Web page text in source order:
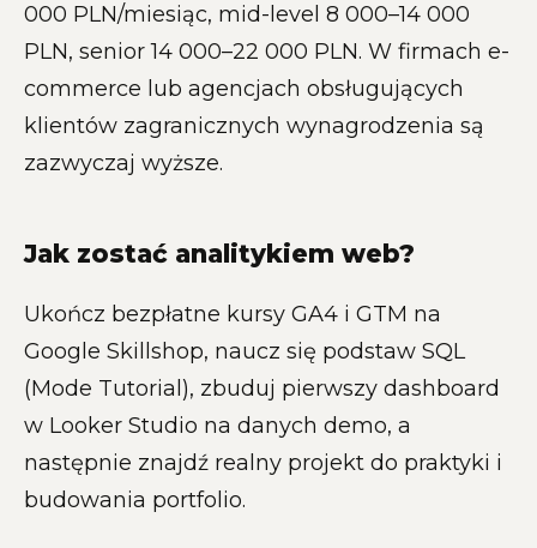
000 PLN/miesiąc, mid-level 8 000–14 000
PLN, senior 14 000–22 000 PLN. W firmach e-
commerce lub agencjach obsługujących
klientów zagranicznych wynagrodzenia są
zazwyczaj wyższe.
Jak zostać analitykiem web?
Ukończ bezpłatne kursy GA4 i GTM na
Google Skillshop, naucz się podstaw SQL
(Mode Tutorial), zbuduj pierwszy dashboard
w Looker Studio na danych demo, a
następnie znajdź realny projekt do praktyki i
budowania portfolio.